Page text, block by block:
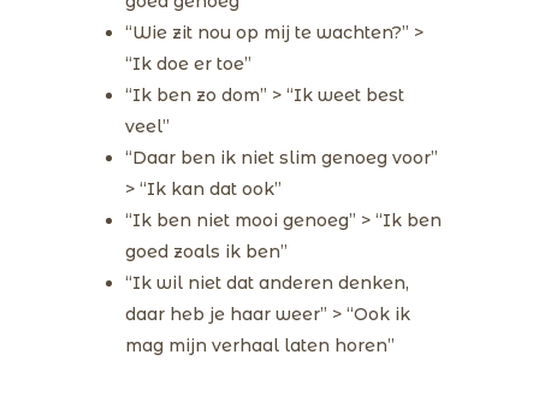
“Wie zit nou op mij te wachten?” >
“Ik doe er toe”
“Ik ben zo dom” > “Ik weet best
veel”
“Daar ben ik niet slim genoeg voor”
> “Ik kan dat ook”
“Ik ben niet mooi genoeg” > “Ik ben
goed zoals ik ben”
“Ik wil niet dat anderen denken,
daar heb je haar weer” > “Ook ik
mag mijn verhaal laten horen”